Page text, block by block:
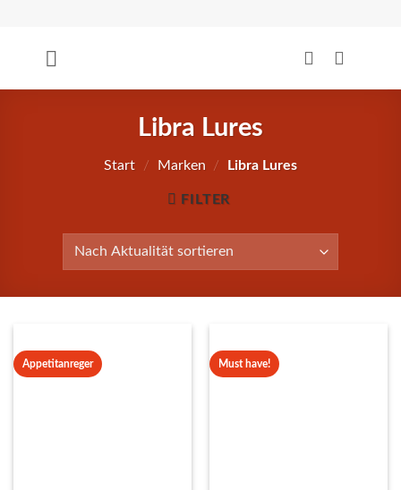
springen
Libra Lures
Start / Marken / Libra Lures
FILTER
Appetitanreger Must have!